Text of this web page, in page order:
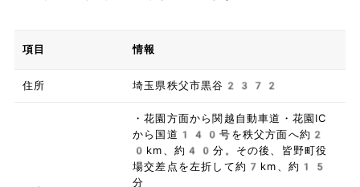
項目 情報
住所 埼玉県秩父市黒谷2372
・花園方面から関越自動車道・花園IC
から国道140号を秩父方面へ約2
0km、約40分。その後、皆野町役
場交差点を左折して約7km、約15
分